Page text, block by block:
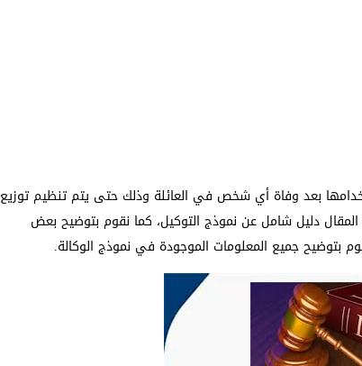
بعد وفاة أي شخص في العائلة وذلك حتى يتم تنظيم توزيع
دليل شامل عن نموذج التوكيل، كما نقوم بتوضيح بعض
بتوضيح جميع المعلومات الموجودة في نموذج الوكالة.